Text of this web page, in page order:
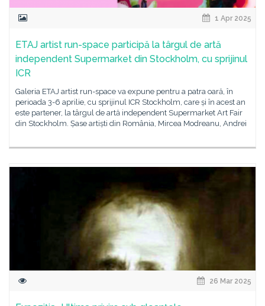
1 Apr 2025
ETAJ artist run-space participă la târgul de artă
independent Supermarket din Stockholm, cu sprijinul
ICR
Galeria ETAJ artist run-space va expune pentru a patra oară, în
perioada 3-6 aprilie, cu sprijinul ICR Stockholm, care și în acest an
este partener, la târgul de artă independent Supermarket Art Fair
din Stockholm. Șase artiști din România, Mircea Modreanu, Andrei
26 Mar 2025